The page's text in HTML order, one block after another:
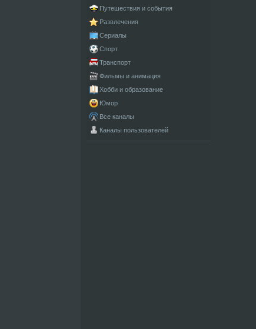
Путешествия и события
Развлечения
Сериалы
Спорт
Транспорт
Фильмы и анимация
Хобби и образование
Юмор
Все каналы
Каналы пользователей